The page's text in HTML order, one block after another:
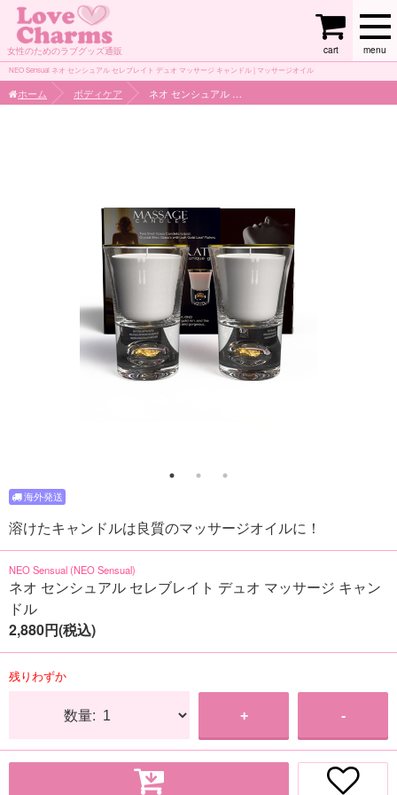
女性のためのラブグッズ通販 menu
cart
NEO Sensual ネオ センシュアル セレブレイト デュオ マッサージ キャンドル | マッサージオイル
ホーム ボディケア
溶けたキャンドルは良質のマッサージオイルに！
NEO Sensual (NEO Sensual)
ネオ センシュアル セレブレイト デュオ マッサージ キャン
ドル
2,880円(税込)
残りわずか
数量: + -